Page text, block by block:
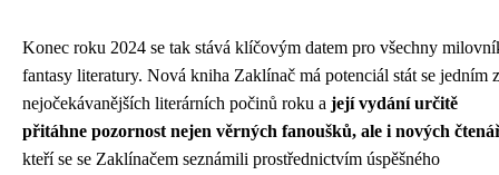
Konec roku 2024 se tak stává klíčovým datem pro všechny
fantasy literatury. Nová kniha Zaklínač má potenciál stát se jedním z
nejočekávanějších literárních počinů roku a její vydání určitě
přitáhne pozornost nejen věrných fanoušků, ale i nových
kteří se se Zaklínačem seznámili prostřednictvím úspěšného